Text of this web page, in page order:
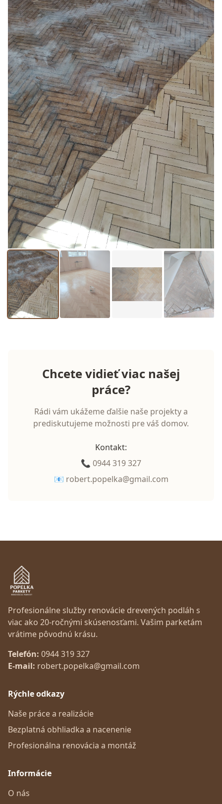
Chcete vidieť viac našej
práce?
Rádi vám ukážeme ďalšie naše projekty a
prediskutujeme možnosti pre váš domov.
Kontakt:
📞 0944 319 327
📧 robert.popelka@gmail.com
Profesionálne služby renovácie drevených podláh s
viac ako 20-ročnými skúsenosťami. Vašim parketám
vrátime pôvodnú krásu.
Telefón: 0944 319 327
E-mail: robert.popelka@gmail.com
Rýchle odkazy
Naše práce a realizácie
Bezplatná obhliadka a nacenenie
Profesionálna renovácia a montáž
Informácie
O nás